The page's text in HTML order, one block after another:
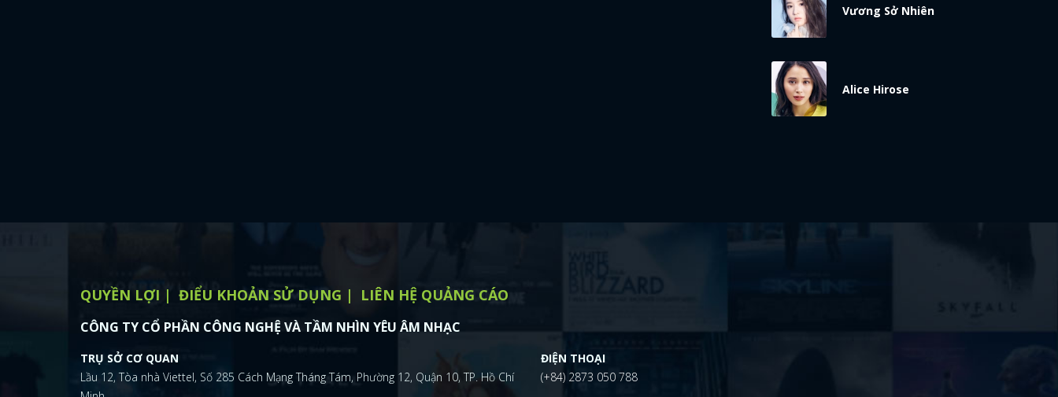
Vương Sở Nhiên
Alice Hirose
QUYỀN LỢI ĐIỂU KHOẢN SỬ DỤNG LIÊN HỆ QUẢNG CÁO
CÔNG TY CỔ PHẦN CÔNG NGHỆ VÀ TẦM NHÌN YÊU ÂM NHẠC
TRỤ SỞ CƠ QUAN
Lầu 12, Tòa nhà Viettel, Số 285 Cách Mạng Tháng Tám, Phường 12, Quận 10, TP. Hồ Chí
ĐIỆN THOẠI
(+84) 2873 050 788